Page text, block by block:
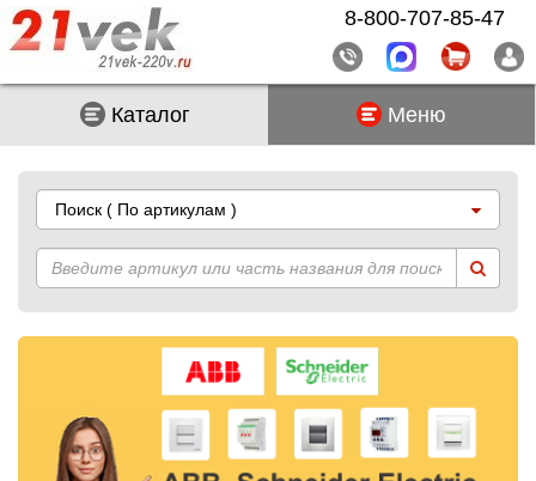
Каталог Меню
Поиск ( По артикулам )
8-800-707-85-47